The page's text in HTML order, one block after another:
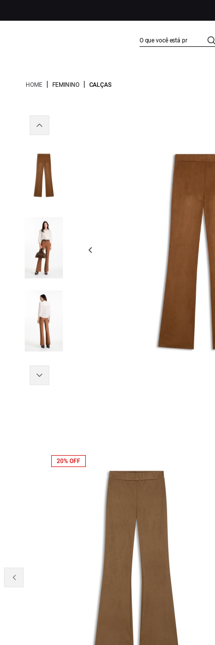
HOME | FEMININO | CALÇAS
20% OFF